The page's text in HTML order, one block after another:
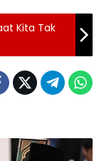
Kita Tak